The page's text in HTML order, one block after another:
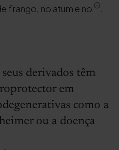
frango, no atum e no
.
derivados têm
em
como a
ou a doença